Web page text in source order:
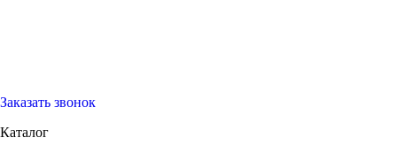
Заказать звонок
Каталог